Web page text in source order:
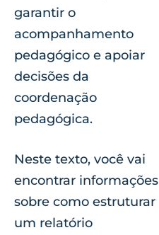
garantir o
acompanhamento
pedagógico e apoiar
decisões da
coordenação
pedagógica.
Neste texto, você vai
encontrar informações
sobre como estruturar
um relatório